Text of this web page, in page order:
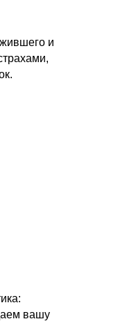
вашу
и